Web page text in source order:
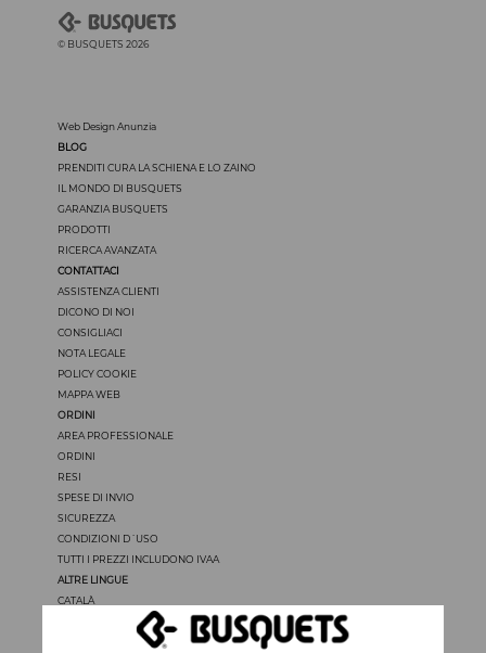
© BUSQUETS 2026
Web Design Anunzia
BLOG
PRENDITI CURA LA SCHIENA E LO ZAINO
IL MONDO DI BUSQUETS
GARANZIA BUSQUETS
PRODOTTI
RICERCA AVANZATA
CONTATTACI
ASSISTENZA CLIENTI
DICONO DI NOI
CONSIGLIACI
NOTA LEGALE
POLICY COOKIE
MAPPA WEB
ORDINI
AREA PROFESSIONALE
ORDINI
RESI
SPESE DI INVIO
SICUREZZA
CONDIZIONI D´USO
TUTTI I PREZZI INCLUDONO IVAA
ALTRE LINGUE
CATALÀ